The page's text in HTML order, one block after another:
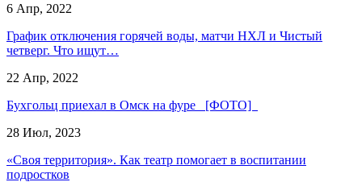
6 Апр, 2022
График отключения горячей воды, матчи НХЛ и Чистый
четверг. Что ищут…
22 Апр, 2022
Бухгольц приехал в Омск на фуре [ФОТО]
28 Июл, 2023
«Своя территория». Как театр помогает в воспитании
подростков